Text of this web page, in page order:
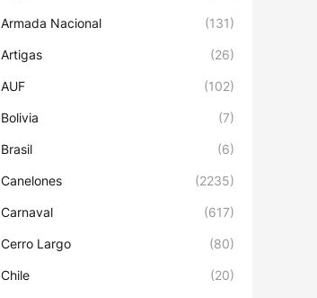
Armada Nacional (131)
Artigas (26)
AUF (102)
Bolivia (7)
Brasil (6)
Canelones (2235)
Carnaval (617)
Cerro Largo (80)
Chile (20)